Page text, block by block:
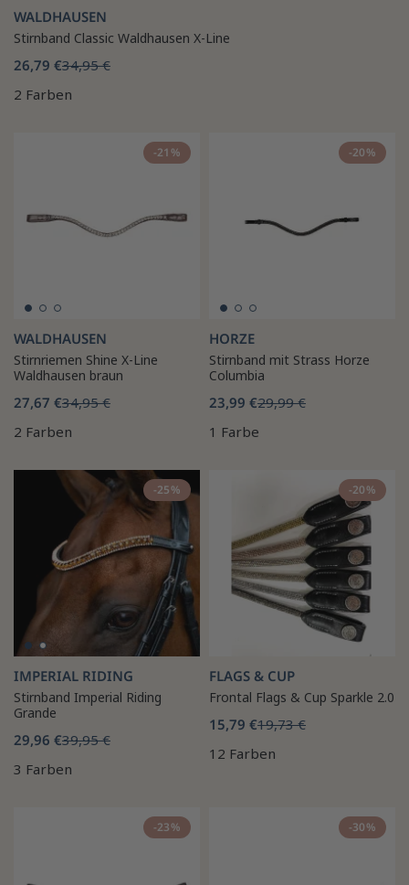
WALDHAUSEN
Stirnband Classic Waldhausen X-Line
26,79 €34,95 €
2 Farben
-21%
WALDHAUSEN
Stirnriemen Shine X-Line
Waldhausen braun
27,67 €34,95 €
2 Farben
-20%
HORZE
Stirnband mit Strass Horze
Columbia
23,99 €29,99 €
1 Farbe
-25%
IMPERIAL RIDING
Stirnband Imperial Riding
Grande
29,96 €39,95 €
3 Farben
-20%
FLAGS & CUP
Frontal Flags & Cup Sparkle 2.0
15,79 €19,73 €
12 Farben
-23% -30%